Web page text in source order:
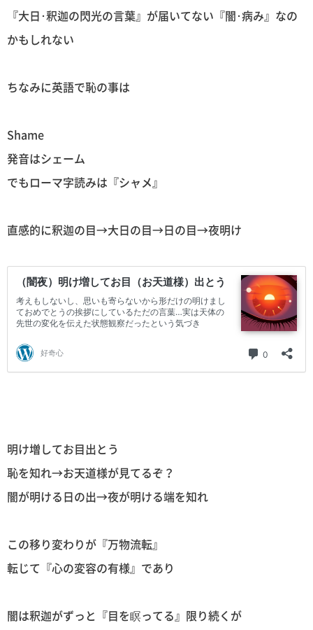
『大日･釈迦の閃光の言葉』が届いてない『闇･病み』なの
かもしれない
ちなみに英語で恥の事は
Shame
発音はシェーム
でもローマ字読みは『シャメ』
直感的に釈迦の目→大日の目→日の目→夜明け
明け増してお目出とう
恥を知れ→お天道様が見てるぞ？
闇が明ける日の出→夜が明ける端を知れ
この移り変わりが『万物流転』
転じて『心の変容の有様』であり
闇は釈迦がずっと『目を瞑ってる』限り続くが